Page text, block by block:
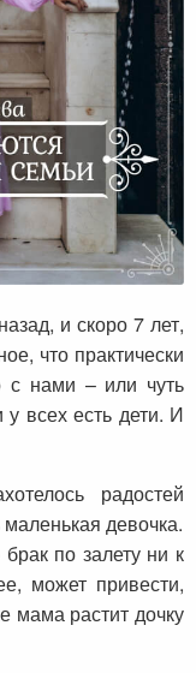
и скоро 7 лет,
что практически
с нами – или чуть
всех есть дети. И
радостей
девочка.
по залету ни к
может привести,
мама растит дочку